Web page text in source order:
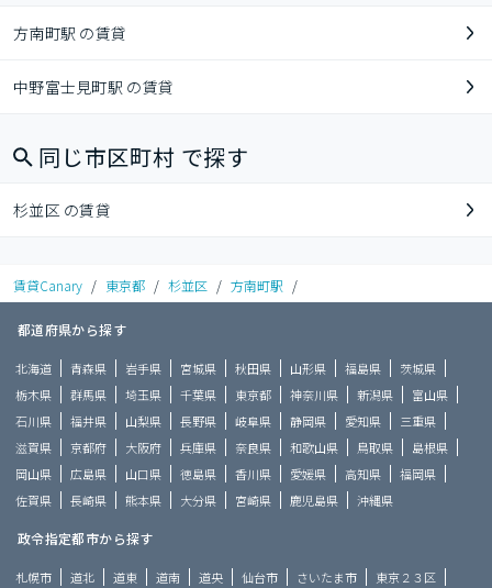
方南町駅 の賃貸
中野富士見町駅 の賃貸
同じ市区町村 で探す
杉並区 の賃貸
賃貸Canary / 東京都 / 杉並区 / 方南町駅 /
都道府県から探す
北海道 青森県 岩手県 宮城県 秋田県 山形県 福島県
茨城県
栃木県
群馬県 埼玉県 千葉県 東京都 神奈川県 新潟県
富山県
石川県
福井県 山梨県 長野県 岐阜県 静岡県 愛知県
三重県
滋賀県
京都府 大阪府 兵庫県 奈良県 和歌山県 鳥取県
島根県
岡山県
広島県 山口県 徳島県 香川県 愛媛県 高知県
福岡県
佐賀県
長崎県 熊本県 大分県 宮崎県 鹿児島県 沖縄県
政令指定都市から探す
札幌市 道北 道東 道南 道央 仙台市 さいたま市 東京２３区